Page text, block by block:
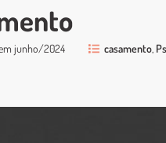
junho/2024 casamento